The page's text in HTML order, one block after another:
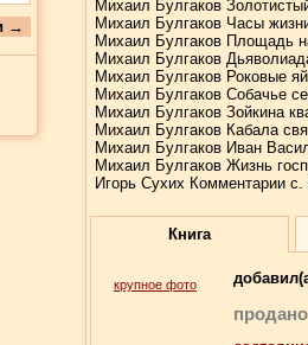
Михаил Булгаков
Михаил Булгаков Часы
Михаил Булгаков Площадь
Михаил Булгаков
Михаил Булгаков Роковые
Михаил Булгаков Собачье
Михаил Булгаков Зойкина
Михаил Булгаков Кабала
Михаил Булгаков Иван
Михаил Булгаков Жизнь
Игорь Сухих Комментарии c.
Книга
крупное фото
продано